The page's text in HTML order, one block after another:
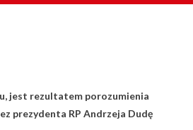
jest rezultatem porozumienia
prezydenta RP Andrzeja Dudę